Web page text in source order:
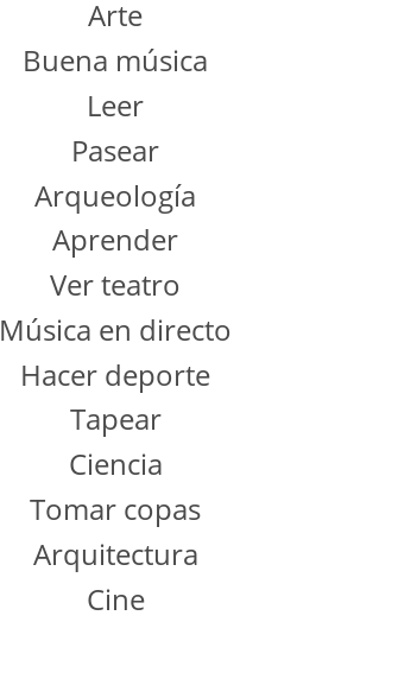
Arte
Buena música
Leer
Pasear
Arqueología
Aprender
Ver teatro
Música en directo
Hacer deporte
Tapear
Ciencia
Tomar copas
Arquitectura
Cine